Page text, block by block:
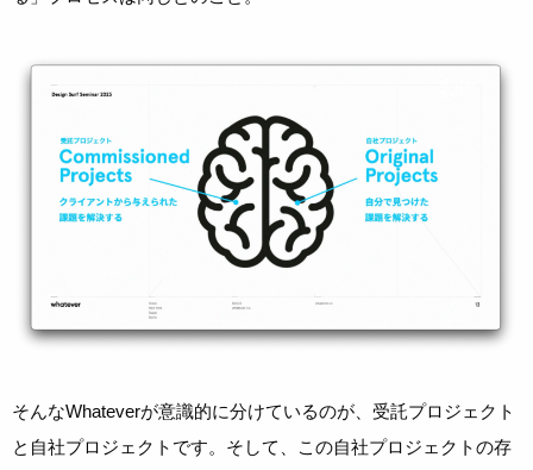
そんなWhateverが意識的に分けているのが、受託プロジェクト
と自社プロジェクトです。そして、この自社プロジェクトの存